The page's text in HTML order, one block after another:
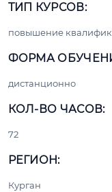
ТИП КУРСОВ:
повышение
ФОРМА
дистанционно
КОЛ-ВО ЧАСОВ:
72
РЕГИОН:
Курган